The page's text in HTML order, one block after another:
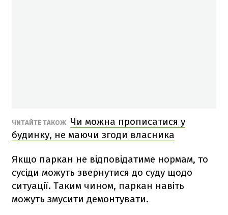
ЧИТАЙТЕ ТАКОЖ Чи можна прописатися у
будинку, не маючи згоди власника
Якщо паркан не відповідатиме нормам, то
сусіди можуть звернутися до суду щодо
ситуації. Таким чином, паркан навіть
можуть змусити демонтувати.